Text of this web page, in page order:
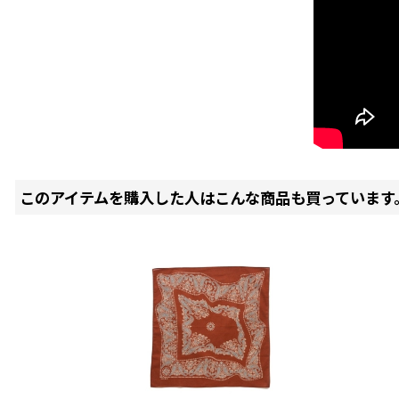
このアイテムを購入した人はこんな商品も買っています